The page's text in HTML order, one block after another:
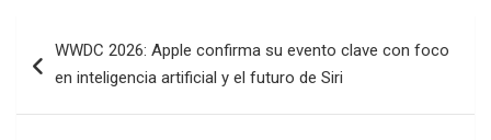
de
WWDC 2026: Apple confirma su evento clave con foco
en inteligencia artificial y el futuro de Siri